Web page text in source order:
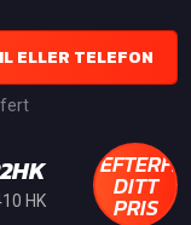
ELLER TELEFON
HK DITT
PRIS